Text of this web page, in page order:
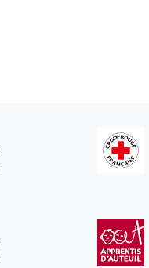
et les prestataires
des projets
des interventions.
Informatisé (DUI).